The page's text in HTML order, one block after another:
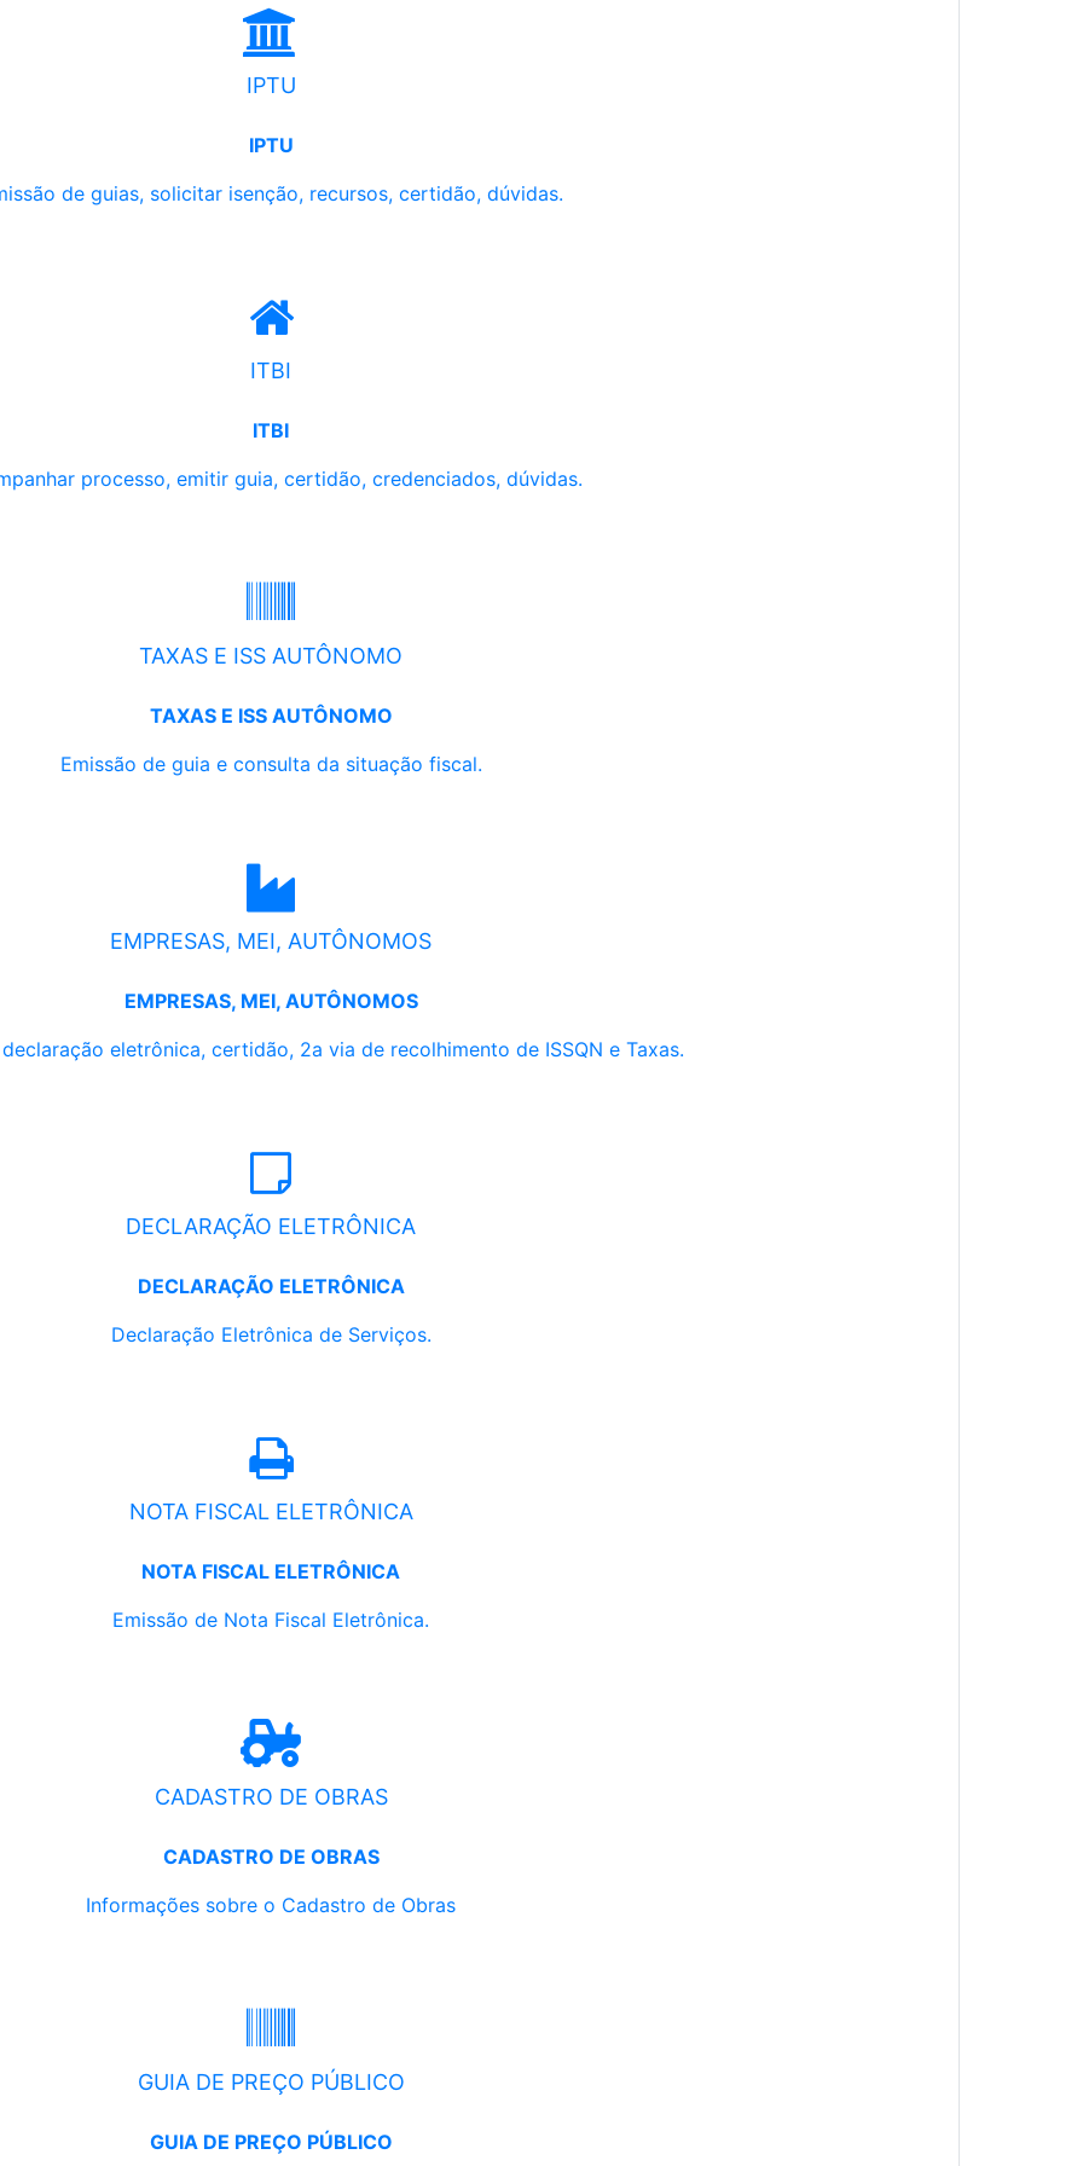
IPTU
IPTU
de guias, solicitar isenção, recursos, certidão, dúvidas.
ITBI
ITBI
processo, emitir guia, certidão, credenciados, dúvidas.
TAXAS E ISS AUTÔNOMO
TAXAS E ISS AUTÔNOMO
Emissão de guia e consulta da situação fiscal.
EMPRESAS, MEI, AUTÔNOMOS
EMPRESAS, MEI, AUTÔNOMOS
eletrônica, certidão, 2a via de recolhimento de ISSQN e Taxas.
DECLARAÇÃO ELETRÔNICA
DECLARAÇÃO ELETRÔNICA
Declaração Eletrônica de Serviços.
NOTA FISCAL ELETRÔNICA
NOTA FISCAL ELETRÔNICA
Emissão de Nota Fiscal Eletrônica.
CADASTRO DE OBRAS
CADASTRO DE OBRAS
Informações sobre o Cadastro de Obras
GUIA DE PREÇO PÚBLICO
GUIA DE PREÇO PÚBLICO